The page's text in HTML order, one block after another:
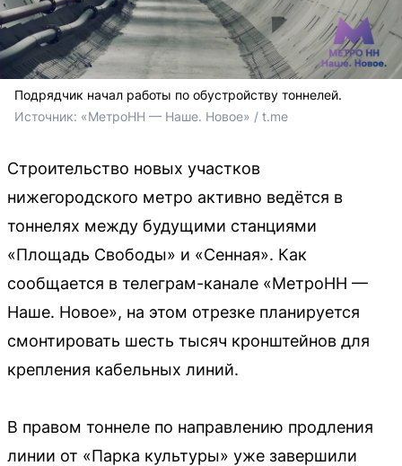
Подрядчик начал работы по обустройству тоннелей.
Источник: «МетроНН — Наше. Новое» / t.me
Строительство новых участков
нижегородского метро активно ведётся в
тоннелях между будущими станциями
«Площадь Свободы» и «Сенная». Как
сообщается в телеграм-канале «МетроНН —
Наше. Новое», на этом отрезке планируется
смонтировать шесть тысяч кронштейнов для
крепления кабельных линий.
В правом тоннеле по направлению продления
линии от «Парка культуры» уже завершили